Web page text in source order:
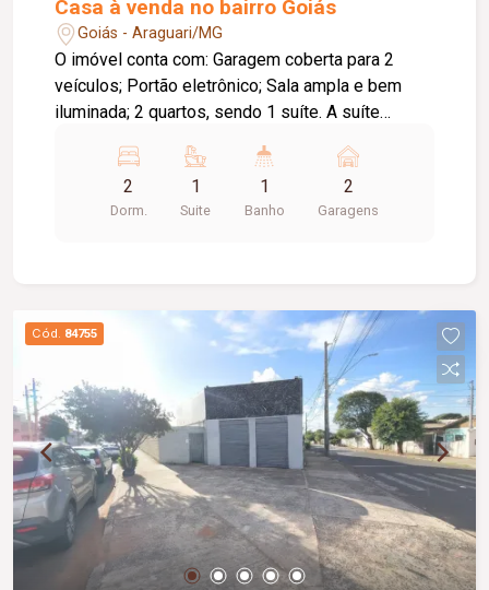
Casa à venda no bairro Goiás
Goiás - Araguari/MG
O imóvel conta com: Garagem coberta para 2
veículos; Portão eletrônico; Sala ampla e bem
iluminada; 2 quartos, sendo 1 suíte. A suíte
proporcionando mais ventilação e iluminação
natural; Banheiro social; Cozinha com bancada da
pia e armários planejados; Área de serviço
acesso independente aos fundos do imóvel.
2
Dorm.
1
Suite
1
Banho
2
Garagens
Cód. 84755